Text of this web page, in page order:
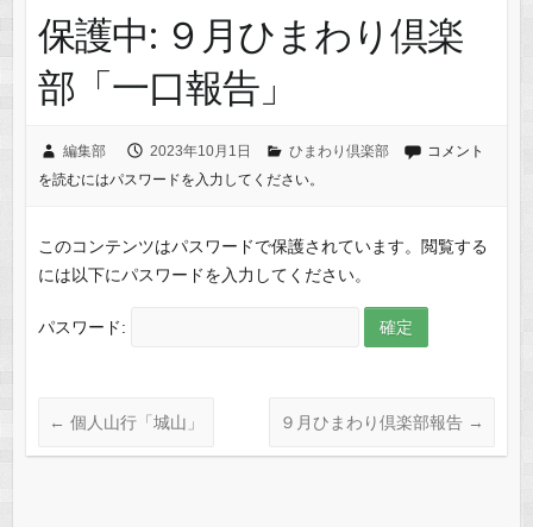
保護中: ９月ひまわり倶楽
部「一口報告」
編集部 2023年10月1日 ひまわり倶楽部
コメント
を読むにはパスワードを入力してください。
このコンテンツはパスワードで保護されています。閲覧する
には以下にパスワードを入力してください。
パスワード:
← 個人山行「城山」 ９月ひまわり倶楽部報告 →